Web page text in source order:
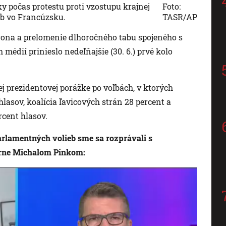
počas protestu proti vzostupu krajnej
vo Francúzsku.
Foto:
TASR/AP
a prelomenie dlhoročného tabu spojeného s
prinieslo nedeľňajšie (30. 6.) prvé kolo
porážke po voľbách, v ktorých
koalícia ľavicových strán 28 percent a
hlasov.
volieb sme sa rozprávali s
Michalom Pinkom: